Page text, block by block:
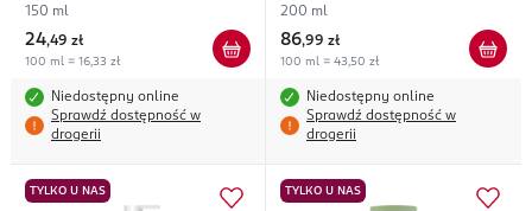
150 ml
24,49 zł
100 ml = 16,33 zł
Niedostępny online
Sprawdź dostępność w
drogerii
200 ml
86,99 zł
100 ml = 43,50 zł
Niedostępny online
Sprawdź dostępność w
drogerii
TYLKO U NAS TYLKO U NAS